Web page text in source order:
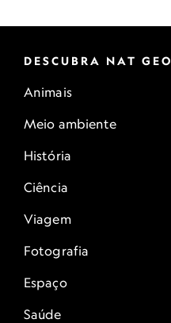
DESCUBRA NAT GEO
Animais
Meio ambiente
História
Ciência
Viagem
Fotografia
Espaço
Saúde